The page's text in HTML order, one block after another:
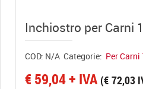
Inchiostro per Carni
COD: N/A Categorie: Per Carni
€ 59,04+ IVA (€ 72,03